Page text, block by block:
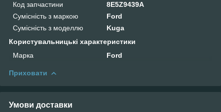
Код запчастини
8E5Z9439A
Сумісність з маркою
Ford
Сумісність з моделлю
Kuga
Користувальницькі характеристики
Марка
Ford
Приховати
Умови доставки